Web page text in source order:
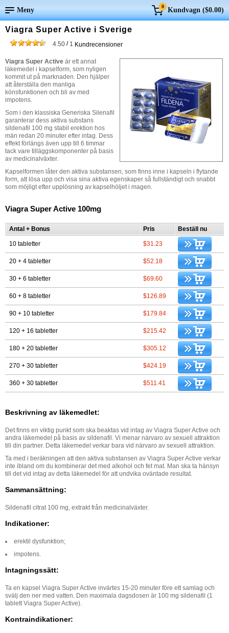
Meny 0 Kundvagn ($0.00)
Viagra Super Active i Sverige
4.50 / 1 Kundrecensioner
Viagra Super Active är ett annat
läkemedel i kapselform, som nyligen
kommit ut på marknaden. Den hjälper
att återställa den manliga
könsfunktionen och bli av med
impotens.
Som i den klassiska Generiska Silenafil
garanterar dess aktiva substans
sildenafil 100 mg stabil erektion hos
män redan 20 minuter efter intag. Dess
effekt förlängs även upp till 6 timmar
tack vare tilläggskomponenter på basis
av medicinalväxter.
Kapselformen låter den aktiva substansen, som finns inne i kapseln i flytande
form, att lösa upp och visa sina aktiva egenskaper så fullständigt och snabbt
som möjligt efter upplösning av kapselhöljet i magen.
Viagra Super Active 100mg
Antal + Bonus Pris Beställ nu
10 tabletter $31.23
20 + 4 tabletter $52.18
30 + 6 tabletter $69.60
60 + 8 tabletter $126.89
90 + 10 tabletter $179.84
120 + 16 tabletter $215.42
180 + 20 tabletter $305.12
270 + 30 tabletter $424.19
360 + 30 tabletter $511.41
Beskrivning av läkemedlet:
Det finns en viktig punkt som ska beaktas vid intag av Viagra Super Active och
andra läkemedel på basis av sildenafil. Vi menar närvaro av sexuell attraktion
till din partner. Detta läkemedel verkar bara vid närvaro av sexuell attraktion.
Ta med i beräkningen att den aktiva substansen av Viagra Super Active verkar
inte ibland om du kombinerar det med alkohol och fet mat. Man ska ta hänsyn
till det vid intag av detta läkemedel för att undvika oväntade resultat.
Sammansättning:
Sildenafil citrat 100 mg, extrakt från medicinalväxter.
Indikationer:
erektil dysfunktion;
impotens.
Intagningssätt:
Ta en kapsel Viagra Super Active invärtes 15-20 minuter före ett samlag och
svälj den ner med vatten. Den maximala dagsdosen är 100 mg sildenafil (1
tablett Viagra Super Active).
Kontraindikationer: